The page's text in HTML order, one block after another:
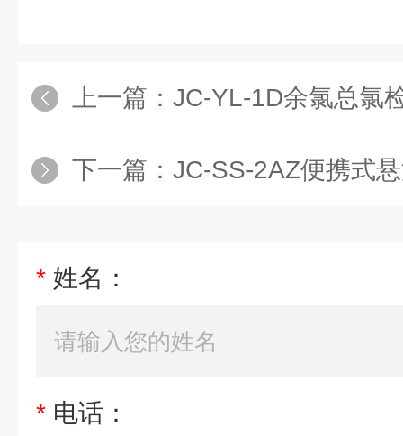
上一篇： JC-YL-1D余氯总氯
下一篇： JC-SS-2AZ便携式
* 姓名：
* 电话：